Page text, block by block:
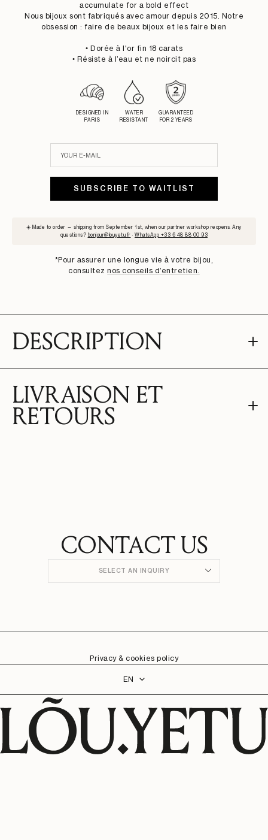
accumulate for a bold effect
Nous bijoux sont fabriqués avec amour depuis 2015. Notre
obsession : faire de beaux bijoux et les faire bien
• Dorée à l'or fin 18 carats
• Résiste à l’eau et ne noircit pas
DESIGNED IN
PARIS
WATER
RESISTANT
GUARANTEED
FOR 2 YEARS
SOLD OUT
SUBSCRIBE TO WAITLIST
☀️ Made to order — shipping from September 1st, when our partner workshop reopens. Any
questions? bonjour@louyetu.fr · WhatsApp +33 6 48 88 00 93
*Pour assurer une longue vie à votre bijou,
consulteznos conseils d’entretien.
DESCRIPTION
LIVRAISON ET
RETOURS
CONTACT US
SELECT AN INQUIRY
Privacy & cookies policy
Language
EN